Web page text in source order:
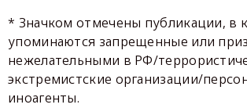
* Значком отмечены публикации, в
упоминаются запрещенные или
нежелательными в РФ/
экстремистские организации/
иноагенты.